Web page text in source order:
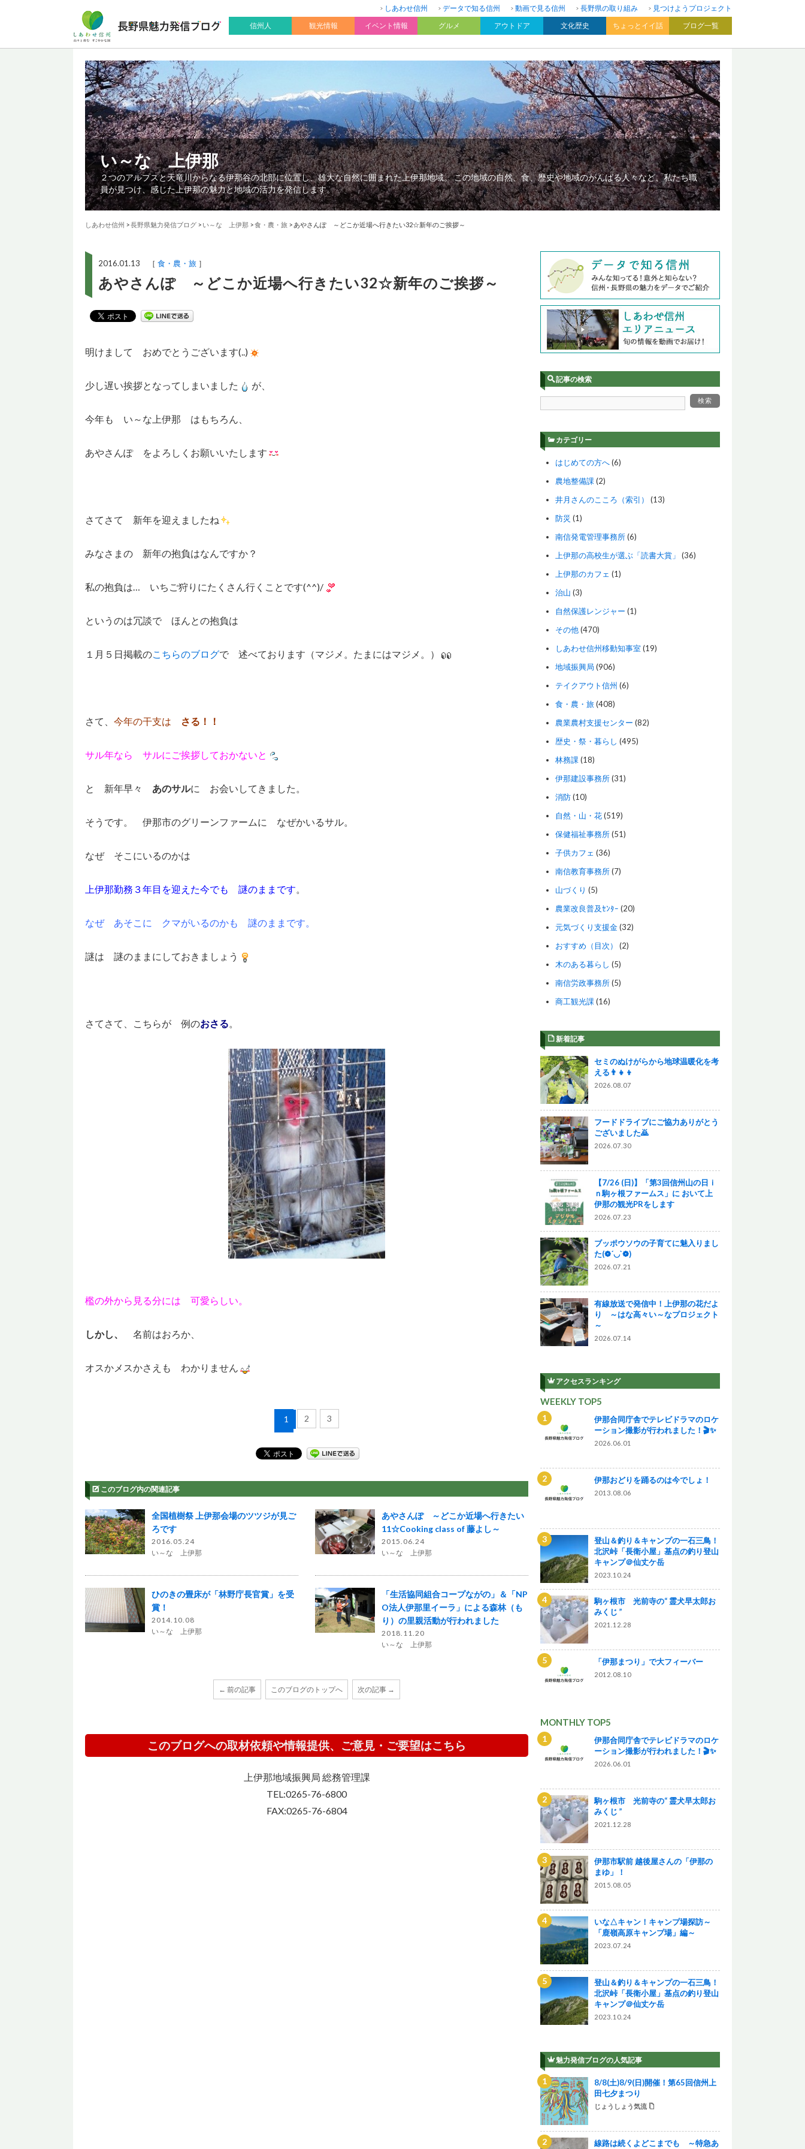
しあわせ信州 データで知る信州 動画で見る信州 長野県の取り組み
見つけようプロジェクト
信州人
観光情報 イベント情報 グルメ アウトドア 文化歴史 ちょっとイイ話 ブログ一覧
い～な 上伊那
２つのアルプスと天竜川からなる伊那谷の北部に位置し、雄大な自然に囲まれた上伊那地域。 この地域の自然、食、歴史や地域のがんばる人々など、私たち職
員が見つけ、感じた上伊那の魅力と地域の活力を発信します。
しあわせ信州 >長野県魅力発信ブログ > い～な 上伊那 >食・農・旅 > あやさんぽ ～どこか近場へ行きたい32☆新年のご挨拶～
2016.01.13 ［ 食・農・旅 ］
あやさんぽ ～どこか近場へ行きたい32☆新年のご挨拶～
明けまして おめでとうございます(..)
少し遅い挨拶となってしまいました が、
今年も い～な上伊那 はもちろん、
あやさんぽ をよろしくお願いいたします
さてさて 新年を迎えましたね
みなさまの 新年の抱負はなんですか？
私の抱負は… いちご狩りにたくさん行くことです(^^)/
というのは冗談で ほんとの抱負は
１月５日掲載の こちらのブログで 述べております（マジメ。たまにはマジメ。）
さて、 今年の干支は さる！！
サル年なら サルにご挨拶しておかないと
と 新年早々 あのサルに お会いしてきました。
そうです。 伊那市のグリーンファームに なぜかいるサル。
なぜ そこにいるのかは
上伊那勤務３年目を迎えた今でも 謎のままです
なぜ あそこに クマがいるのかも 謎のままです。
謎は 謎のままにしておきましょう
さてさて、こちらが 例のおさる
檻の外から見る分には 可愛らしい。
しかし、 名前はおろか、
オスかメスかさえも わかりません
1 2 3
このブログ内の関連記事
全国植樹祭 上伊那会場のツツジが見ご
ろです
2016.05.24
い～な 上伊那
あやさんぽ ～どこか近場へ行きたい
11☆Cooking class of 藤よし～
2015.06.24
い～な 上伊那
ひのきの畳床が「林野庁長官賞」を受
賞！
2014.10.08
い～な 上伊那
「生活協同組合コープながの」＆「NP
O法人伊那里イーラ」による森林（も
り）の里親活動が行われました
2018.11.20
い～な 上伊那
← 前の記事 このブログのトップへ 次の記事 →
このブログへの取材依頼や情報提供、ご意見・ご要望はこちら
上伊那地域振興局 総務管理課
TEL:0265-76-6800
FAX:0265-76-6804
記事の検索
カテゴリー
はじめての方へ(6)
農地整備課 (2)
井月さんのこころ（索引）
(13)
防災 (1)
南信発電管理事務所(6)
上伊那の高校生が選ぶ「読書大賞」
(36)
上伊那のカフェ (1)
治山 (3)
自然保護レンジャー (1)
その他(470)
しあわせ信州移動知事室(19)
地域振興局 (906)
テイクアウト信州 (6)
食・農・旅(408)
農業農村支援センター (82)
歴史・祭・暮らし (495)
林務課 (18)
伊那建設事務所(31)
消防(10)
自然・山・花(519)
保健福祉事務所(51)
子供カフェ (36)
南信教育事務所(7)
山づくり (5)
農業改良普及ｾﾝﾀｰ (20)
元気づくり支援金(32)
おすすめ（目次）
(2)
木のある暮らし (5)
南信労政事務所(5)
商工観光課 (16)
新着記事
セミのぬけがらから地球温暖化を考
える👨‍👧‍👦
2026.08.07
フードドライブにご協力ありがとう
ございました🙇
2026.07.30
【7/26 (日)】「第3回信州山の日ｉ
ｎ駒ヶ根ファームス」に おいて上
伊那の観光PRをします
2026.07.23
ブッポウソウの子育てに魅入りまし
た(❁´◡`❁)
2026.07.21
有線放送で発信中！上伊那の花だよ
り ～はな高々い～なプロジェクト
～
2026.07.14
アクセスランキング
WEEKLY TOP5
伊那合同庁舎でテレビドラマのロケ
ーション撮影が行われました！🎬✨
2026.06.01
伊那おどりを踊るのは今でしょ！
2013.08.06
登山＆釣り＆キャンプの一石三鳥！
北沢峠「長衛小屋」基点の釣り登山
キャンプ＠仙丈ケ岳
2023.10.24
駒ヶ根市 光前寺の“ 霊犬早太郎お
みくじ ”
2021.12.28
「伊那まつり」で大フィーバー
2012.08.10
MONTHLY TOP5
伊那合同庁舎でテレビドラマのロケ
ーション撮影が行われました！🎬✨
2026.06.01
駒ヶ根市 光前寺の“ 霊犬早太郎お
みくじ ”
2021.12.28
伊那市駅前 越後屋さんの「伊那の
まゆ」！
2015.08.05
いな△キャン！キャンプ場探訪～
「鹿嶺高原キャンプ場」編～
2023.07.24
登山＆釣り＆キャンプの一石三鳥！
北沢峠「長衛小屋」基点の釣り登山
キャンプ＠仙丈ケ岳
2023.10.24
魅力発信ブログの人気記事
8/8(土)8/9(日)開催！第65回信州上
田七夕まつり
じょうしょう気流
線路は続くよどこまでも ～特急あ